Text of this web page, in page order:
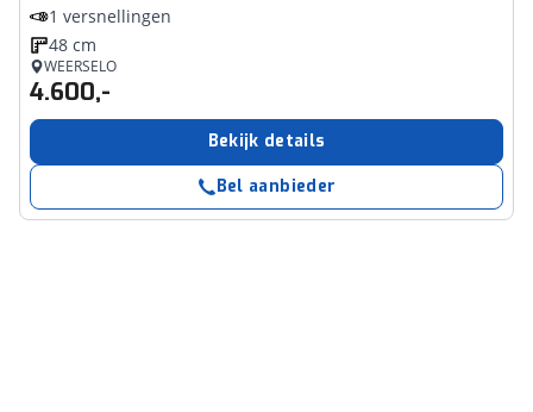
1 versnellingen
48 cm
WEERSELO
4.600,-
Bekijk details
Bel aanbieder